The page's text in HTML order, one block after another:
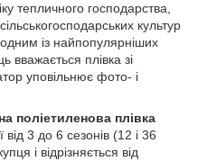
тепличного господарства,
культур
із найпопулярніших
вважається плівка зі
уповільнює фото- і
поліетиленова плівка
від 3 до 6 сезонів (12 і 36
і відрізняється від